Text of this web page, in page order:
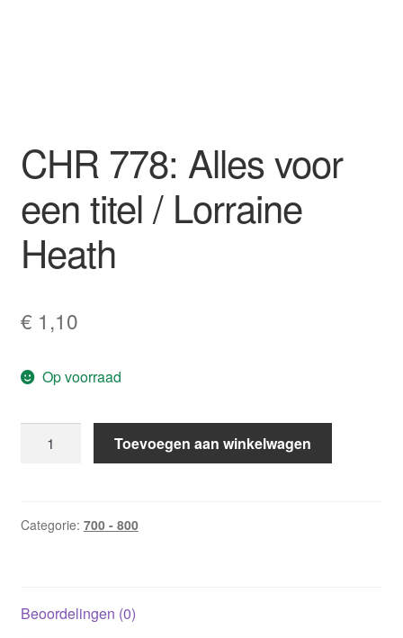
CHR 778: Alles voor
een titel / Lorraine
Heath
€ 1,10
Op voorraad
een
Heath
Toevoegen aan winkelwagen
Categorie: 700 - 800
Beoordelingen (0)